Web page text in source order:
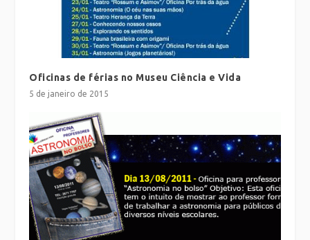
Oficinas de férias no Museu Ciência e Vida
5 de janeiro de 2015